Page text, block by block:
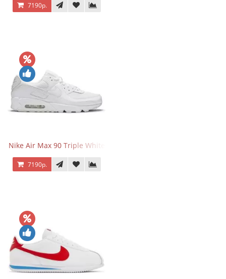
7190р.
Nike Air Max 90 Triple White
7190р.